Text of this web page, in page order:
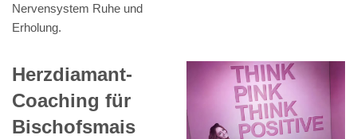
Nervensystem Ruhe und
Erholung.
Herzdiamant-
Coaching für
Bischofsmais